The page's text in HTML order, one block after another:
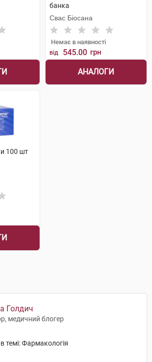
банка
Свас Біосана
Немає в наявності
від 545.00 грн
АНАЛОГИ
100 шт
Голдич
медичний блогер
темі: Фармакологія